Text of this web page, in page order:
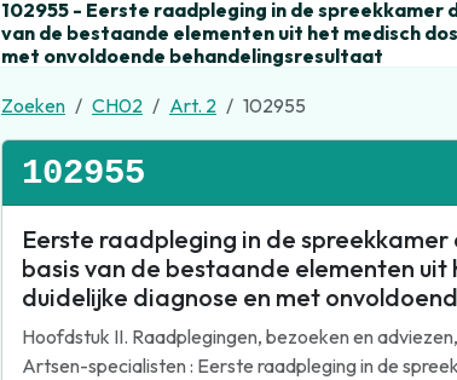
102955 - Eerste raadpleging in de
van de bestaande elementen uit het medisch
met onvoldoende behandelingsresultaat
Zoeken CH02 Art. 2 102955
102955
Eerste raadpleging in de
basis van de bestaande elementen
duidelijke diagnose en met
Hoofdstuk II. Raadplegingen, bezoeken en
Artsen-specialisten : Eerste raadpleging in de